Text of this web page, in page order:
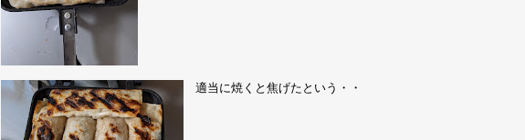
適当に焼くと焦げたという・・